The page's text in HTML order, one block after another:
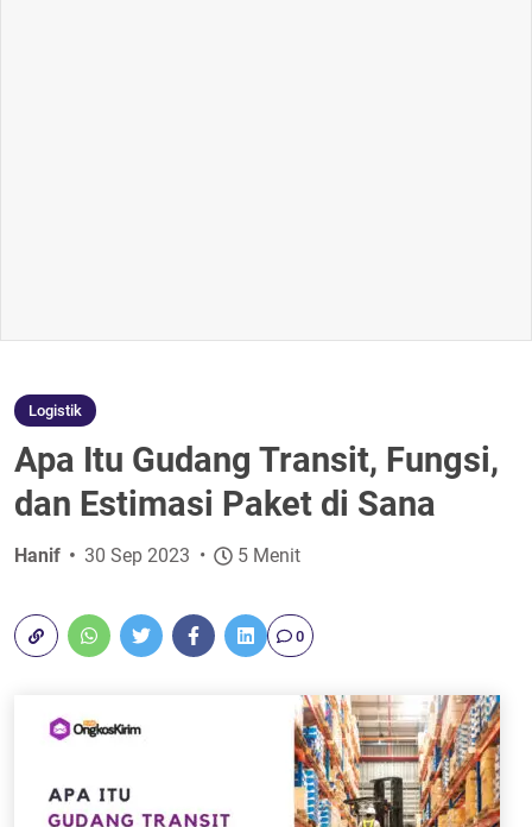
Logistik
Apa Itu Gudang Transit, Fungsi,
dan Estimasi Paket di Sana
Hanif 30 Sep 2023 5 Menit
0